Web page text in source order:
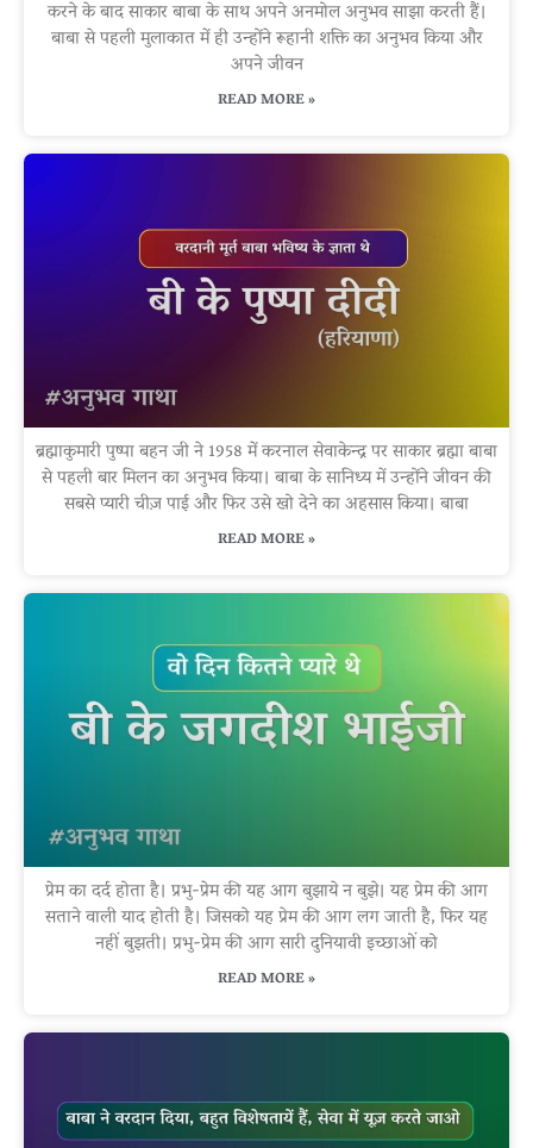
करने के बाद साकार बाबा के साथ अपने अनमोल अनुभव साझा करती हैं।
बाबा से पहली मुलाकात में ही उन्होंने रूहानी शक्ति का अनुभव किया और
अपने जीवन
READ MORE »
ब्रह्माकुमारी पुष्पा बहन जी ने 1958 में करनाल सेवाकेन्द्र पर साकार ब्रह्मा बाबा
से पहली बार मिलन का अनुभव किया। बाबा के सानिध्य में उन्होंने जीवन की
सबसे प्यारी चीज़ पाई और फिर उसे खो देने का अहसास किया। बाबा
READ MORE »
प्रेम का दर्द होता है। प्रभु-प्रेम की यह आग बुझाये न बुझे। यह प्रेम की आग
सताने वाली याद होती है। जिसको यह प्रेम की आग लग जाती है, फिर यह
नहीं बुझती। प्रभु-प्रेम की आग सारी दुनियावी इच्छाओं को
READ MORE »